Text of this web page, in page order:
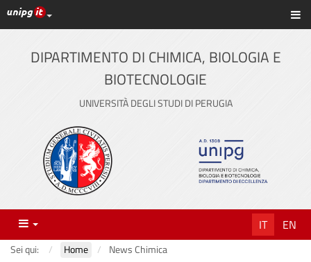
Vai
al
contenuto
principale
Link ai principali servizi web di Ateneo
DIPARTIMENTO DI CHIMICA, BIOLOGIA E
BIOTECNOLOGIE
UNIVERSITÀ DEGLI STUDI DI PERUGIA
Menu IT EN
Sei qui: Home News Chimica